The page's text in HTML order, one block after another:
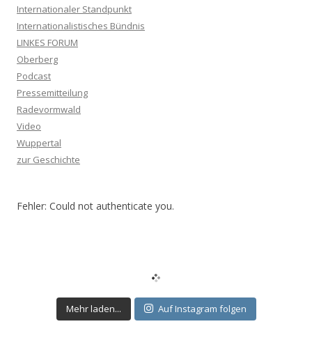
Internationaler Standpunkt
Internationalistisches Bündnis
LINKES FORUM
Oberberg
Podcast
Pressemitteilung
Radevormwald
Video
Wuppertal
zur Geschichte
Fehler: Could not authenticate you.
Mehr laden... Auf Instagram folgen